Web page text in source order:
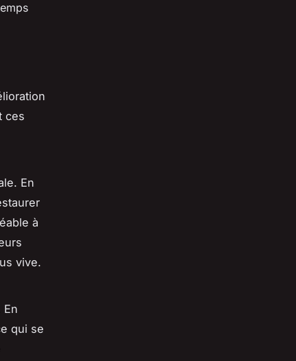
ces
En
à
vive.
qui se